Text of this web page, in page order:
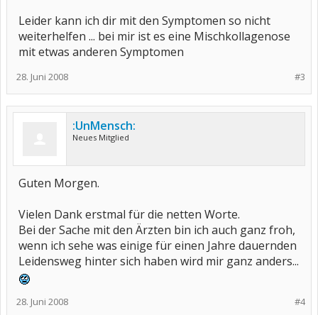
Leider kann ich dir mit den Symptomen so nicht
weiterhelfen ... bei mir ist es eine Mischkollagenose
mit etwas anderen Symptomen
#3
28. Juni 2008
:UnMensch:
Neues Mitglied
Guten Morgen.
Vielen Dank erstmal für die netten Worte.
Bei der Sache mit den Ärzten bin ich auch ganz froh,
wenn ich sehe was einige für einen Jahre dauernden
Leidensweg hinter sich haben wird mir ganz anders...
#4
28. Juni 2008